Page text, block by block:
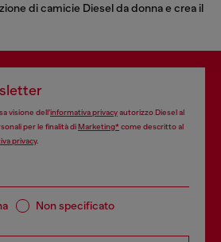
di camicie Diesel da donna e crea il
visione dell’informativa privacyautorizzo Diesel al
per le finalità diMarketing*come descritto al
privacy.
Non specificato